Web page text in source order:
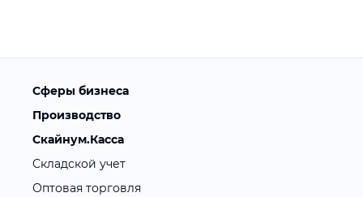
Сферы бизнеса
Производство
Скайнум.Касса
Складской учет
Оптовая торговля